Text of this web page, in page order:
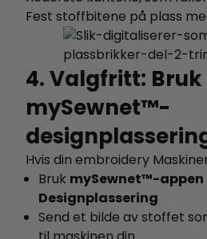
Fest stoffbitene på plass
4. Valgfritt: Bruk
mySewnet™-
Hvis din embroidery
Bruk mySewnet™-appen
Designplassering
Send et bilde av stoffet